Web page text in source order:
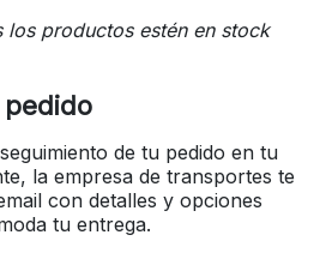
los productos estén en stock
de tu pedido en tu
la empresa de transportes te
con detalles y opciones
tu entrega.